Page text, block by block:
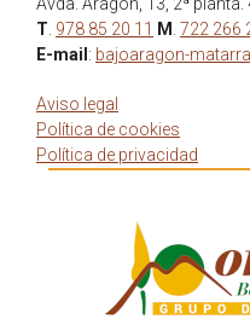
T 978 85 20 11 M 722 266
E-mail: bajoaragon-
Aviso legal
Política de cookies
Política de privacidad